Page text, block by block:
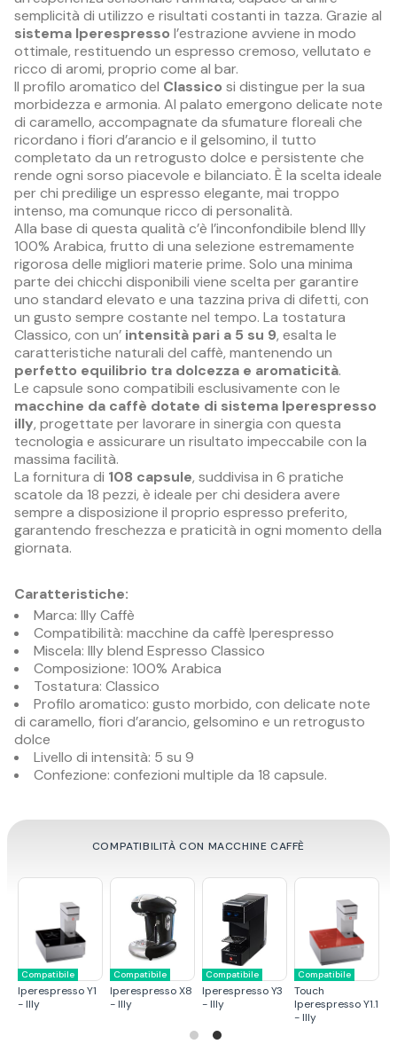
semplicità di utilizzo e risultati costanti in tazza. Grazie al
sistema Iperespresso l’estrazione avviene in modo
ottimale, restituendo un espresso cremoso, vellutato e
ricco di aromi, proprio come al bar.
Il profilo aromatico del Classico si distingue per la sua
morbidezza e armonia. Al palato emergono delicate note
di caramello, accompagnate da sfumature floreali che
ricordano i fiori d’arancio e il gelsomino, il tutto
completato da un retrogusto dolce e persistente che
rende ogni sorso piacevole e bilanciato. È la scelta ideale
per chi predilige un espresso elegante, mai troppo
intenso, ma comunque ricco di personalità.
Alla base di questa qualità c’è l’inconfondibile blend Illy
100% Arabica, frutto di una selezione estremamente
rigorosa delle migliori materie prime. Solo una minima
parte dei chicchi disponibili viene scelta per garantire
uno standard elevato e una tazzina priva di difetti, con
un gusto sempre costante nel tempo. La tostatura
Classico, con un’ intensità pari a 5 su 9, esalta le
caratteristiche naturali del caffè, mantenendo un
perfetto equilibrio tra dolcezza e aromaticità.
Le capsule sono compatibili esclusivamente con le
macchine da caffè dotate di sistema Iperespresso
illy, progettate per lavorare in sinergia con questa
tecnologia e assicurare un risultato impeccabile con la
massima facilità.
La fornitura di 108 capsule, suddivisa in 6 pratiche
scatole da 18 pezzi, è ideale per chi desidera avere
sempre a disposizione il proprio espresso preferito,
garantendo freschezza e praticità in ogni momento della
giornata.
Caratteristiche:
Marca: Illy Caffè
Compatibilità: macchine da caffè Iperespresso
Miscela: Illy blend Espresso Classico
Composizione: 100% Arabica
Tostatura: Classico
Profilo aromatico: gusto morbido, con delicate note
di caramello, fiori d’arancio, gelsomino e un retrogusto
dolce
Livello di intensità: 5 su 9
Confezione: confezioni multiple da 18 capsule.
COMPATIBILITÀ CON MACCHINE CAFFÈ
Compatibile
Kiss
Iperespresso -
Compatibile
Iperespresso Y5
Compatibile
Iperespresso Y5
Compatibile
- Illy
Y1.1